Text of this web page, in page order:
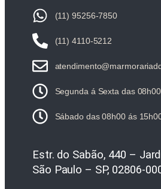
(11) 95256-7850
(11) 4110-5212
Segunda á Sexta das
Sábado das 08h00 ás
Estr. do Sabão, 440 –
São Paulo – SP, 02806-